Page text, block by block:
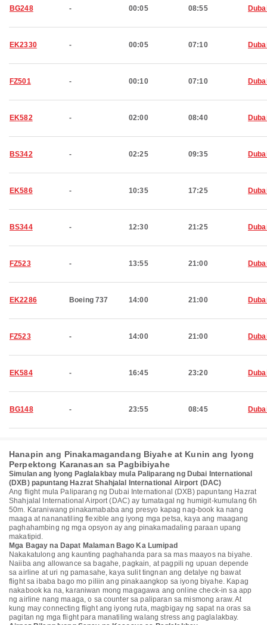
BG248 - 00:05 08:55
EK2330 - 00:05 07:10
FZ501 - 00:10 07:10
EK582 - 02:00 08:40
BS342 - 02:25 09:35
EK586 - 10:35 17:25
BS344 - 12:30 21:25
FZ523 - 13:55 21:00
EK2286 Boeing 737 14:00 21:00
FZ523 - 14:00 21:00
EK584 - 16:45 23:20
BG148 - 23:55 08:45
Hanapin ang Pinakamagandang Biyahe at Kunin ang Iyong
Perpektong Karanasan sa Pagbibiyahe
Simulan ang Iyong Paglalakbay mula Paliparang ng Dubai International
(DXB) papuntang Hazrat Shahjalal International Airport (DAC)
Ang flight mula Paliparang ng Dubai International (DXB) papuntang Hazrat
Shahjalal International Airport (DAC) ay tumatagal ng humigit-kumulang 6h
50m. Karaniwang pinakamababa ang presyo kapag nag-book ka nang
maaga at nananatiling flexible ang iyong mga petsa, kaya ang maagang
paghahambing ng mga opsyon ay ang pinakamadaling paraan upang
makatipid.
Mga Bagay na Dapat Malaman Bago Ka Lumipad
Nakakatulong ang kaunting paghahanda para sa mas maayos na biyahe.
Naiiba ang allowance sa bagahe, pagkain, at pagpili ng upuan depende
sa airline at uri ng pamasahe, kaya sulit tingnan ang detalye ng bawat
flight sa ibaba bago mo piliin ang pinakaangkop sa iyong biyahe. Kapag
nakabook ka na, karaniwan mong magagawa ang online check-in sa app
ng airline nang maaga, o sa counter sa paliparan sa mismong araw. At
kung may connecting flight ang iyong ruta, magbigay ng sapat na oras sa
pagitan ng mga flight para manatiling walang stress ang paglalakbay.